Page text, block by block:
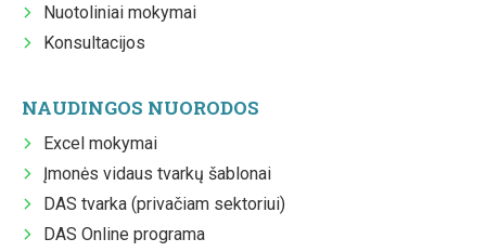
Nuotoliniai mokymai
Konsultacijos
NAUDINGOS NUORODOS
Excel mokymai
Įmonės vidaus tvarkų šablonai
DAS tvarka (privačiam sektoriui)
DAS Online programa